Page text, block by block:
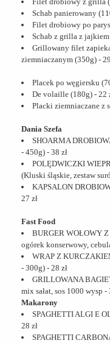
Schab panierowany
Filet drobiowy po
Schab z grilla z
Grillowany filet
ziemniaczanym (350g) -
Placek po węgiersku
De volaille (180g) - 22
Placki ziemniaczane z
Dania Szefa
SHOARMA
- 450g) - 38 zł
POLĘDWICZKI
(Kluski śląskie, zestaw
KAPSALON
27 zł
Fast Food
BURGER WOŁOWY Z
ogórek konserwowy,
WRAP Z
- 300g) - 28 zł
GRILLOWANA
mix sałat, sos 1000 wysp -
Makarony
SPAGHETTI ALGI E
28 zł
SPAGHETTI